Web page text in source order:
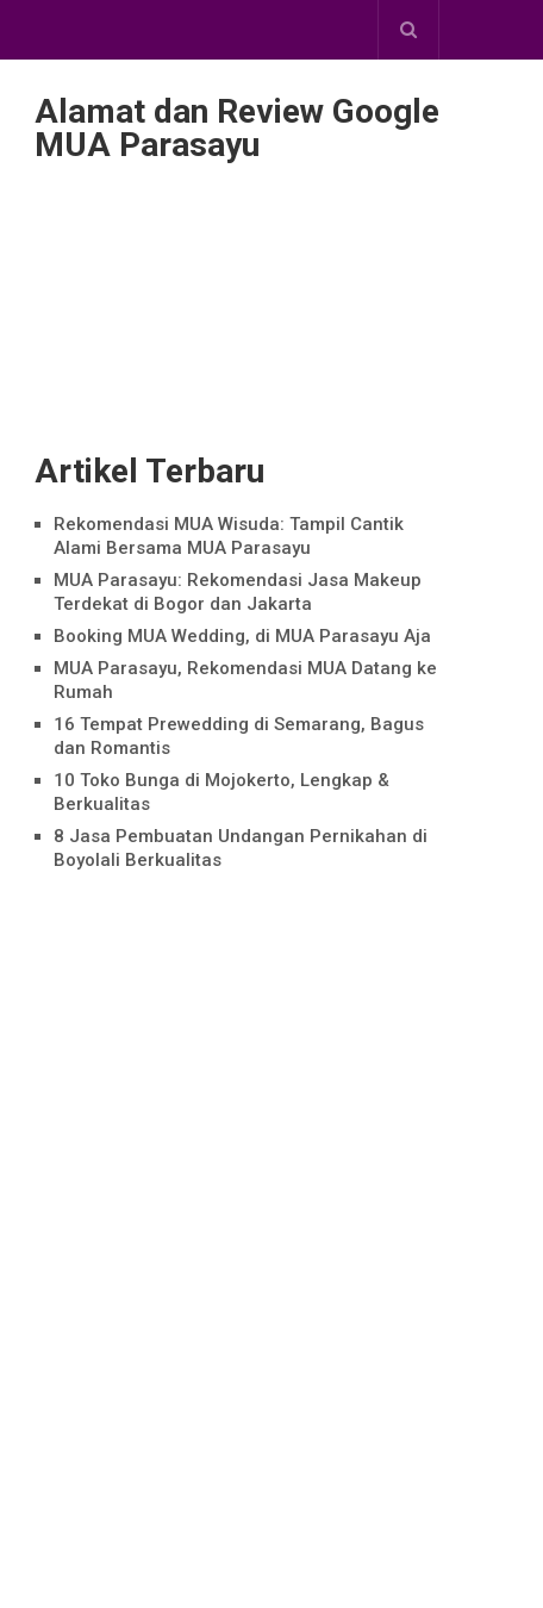
Alamat dan Review Google
MUA Parasayu
Artikel Terbaru
Rekomendasi MUA Wisuda: Tampil Cantik
Alami Bersama MUA Parasayu
MUA Parasayu: Rekomendasi Jasa Makeup
Terdekat di Bogor dan Jakarta
Booking MUA Wedding, di MUA Parasayu Aja
MUA Parasayu, Rekomendasi MUA Datang ke
Rumah
16 Tempat Prewedding di Semarang, Bagus
dan Romantis
10 Toko Bunga di Mojokerto, Lengkap &
Berkualitas
8 Jasa Pembuatan Undangan Pernikahan di
Boyolali Berkualitas